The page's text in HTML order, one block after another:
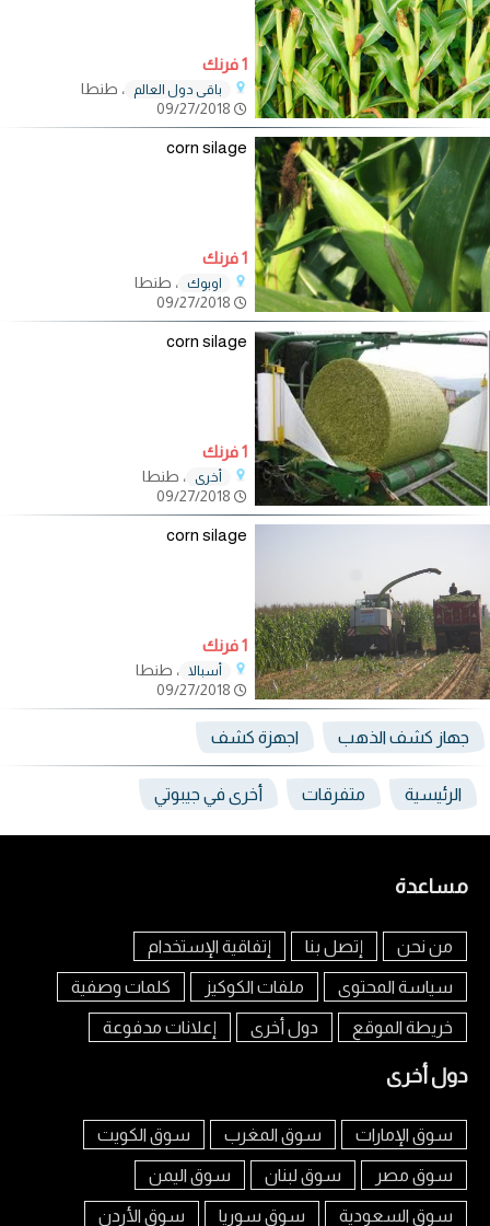
1 فرنك
باقي دول العالم
، طنطا
corn silage
1 فرنك
اوبوك ، طنطا
corn silage
1 فرنك
أخرى
، طنطا
corn silage
1 فرنك
أسبالا ، طنطا
جهاز كشف الذهب اجهزة كشف
الرئيسية متفرقات أخرى في جيبوتي
مساعدة
من نحن إتصل بنا إتفاقية الإستخدام
سياسة المحتوى ملفات الكوكيز كلمات وصفية
خريطة الموقع دول أخرى إعلانات مدفوعة
دول أخرى
سوق الإمارات سوق المغرب سوق الكويت
سوق مصر سوق لبنان سوق اليمن
سوق السعودية سوق سوريا سوق الأردن